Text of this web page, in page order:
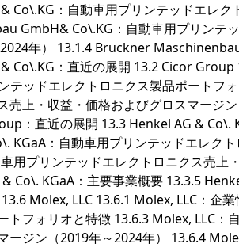
Co\.KG：自動車用プリンテッドエレク
GmbH& Co\.KG：自動車用プリンテ
年） 13.1.4 Bruckner
Co\.KG：直近の展開 13.2 Cicor
テッドエレクトロニクス製品ポートフ
売上・収益・価格およびグロスマージ
：直近の展開 13.3 Henkel AG & Co\.
KGaA：自動車用プリンテッドエレク
用プリンテッドエレクトロニクス売
Co\. KGaA：主要事業概要 13.3.5
Molex, LLC 13.6.1 Molex, LLC：企
トフォリオと特徴 13.6.3 Molex, LLC：
ージン（2019年～2024年） 13.6.4